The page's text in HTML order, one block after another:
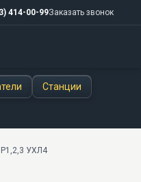
414-00-99Заказать звонок
Станции
УХЛ4